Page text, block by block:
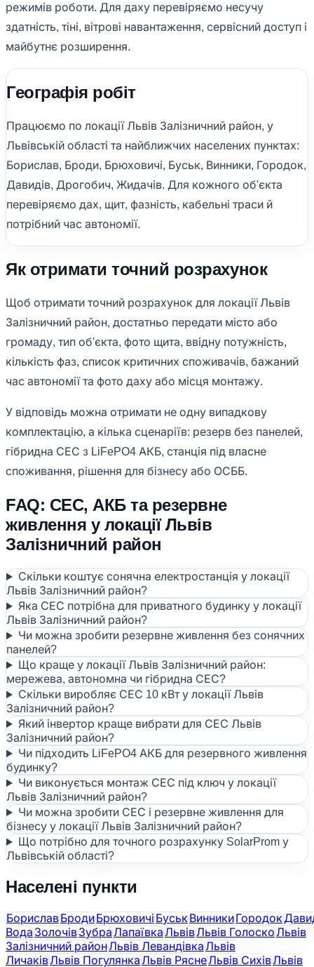
режимів роботи. Для даху перевіряємо несучу
здатність, тіні, вітрові навантаження, сервісний доступ і
майбутнє розширення.
Географія робіт
Працюємо по локації Львів Залізничний район, у
Львівській області та найближчих населених пунктах:
Борислав, Броди, Брюховичі, Буськ, Винники, Городок,
Давидів, Дрогобич, Жидачів. Для кожного об'єкта
перевіряємо дах, щит, фазність, кабельні траси й
потрібний час автономії.
Як отримати точний розрахунок
Щоб отримати точний розрахунок для локації Львів
Залізничний район, достатньо передати місто або
громаду, тип об'єкта, фото щита, ввідну потужність,
кількість фаз, список критичних споживачів, бажаний
час автономії та фото даху або місця монтажу.
У відповідь можна отримати не одну випадкову
комплектацію, а кілька сценаріїв: резерв без панелей,
гібридна СЕС з LiFePO4 АКБ, станція під власне
споживання, рішення для бізнесу або ОСББ.
FAQ: СЕС, АКБ та резервне
живлення у локації Львів
Залізничний район
Скільки коштує сонячна електростанція у локації
Львів Залізничний район?
Яка СЕС потрібна для приватного будинку у локації
Львів Залізничний район?
Чи можна зробити резервне живлення без сонячних
панелей?
Що краще у локації Львів Залізничний район:
мережева, автономна чи гібридна СЕС?
Скільки виробляє СЕС 10 кВт у локації Львів
Залізничний район?
Який інвертор краще вибрати для СЕС Львів
Залізничний район?
Чи підходить LiFePO4 АКБ для резервного живлення
будинку?
Чи виконується монтаж СЕС під ключ у локації
Львів Залізничний район?
Чи можна зробити СЕС і резервне живлення для
бізнесу у локації Львів Залізничний район?
Що потрібно для точного розрахунку SolarProm у
Львівській області?
Населені пункти
БориславБродиБрюховичі БуськВинникиГородок
ВодаЗолочівЗубраЛапаївкаЛьвівЛьвів ГолоскоЛьвів
Залізничний районЛьвів ЛевандівкаЛьвів
ЛичаківЛьвів ПогулянкаЛьвів РяснеЛьвів СихівЛьвів